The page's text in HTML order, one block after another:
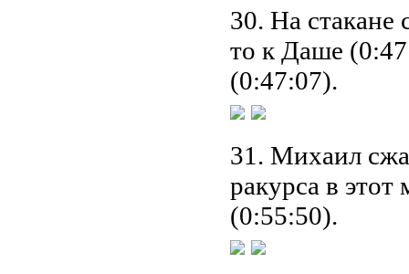
30. На стакане
то к Даше
(0:47:07).
31. Михаил
ракурса в
(0:55:50).